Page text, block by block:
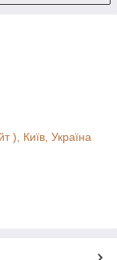
), Київ, Україна